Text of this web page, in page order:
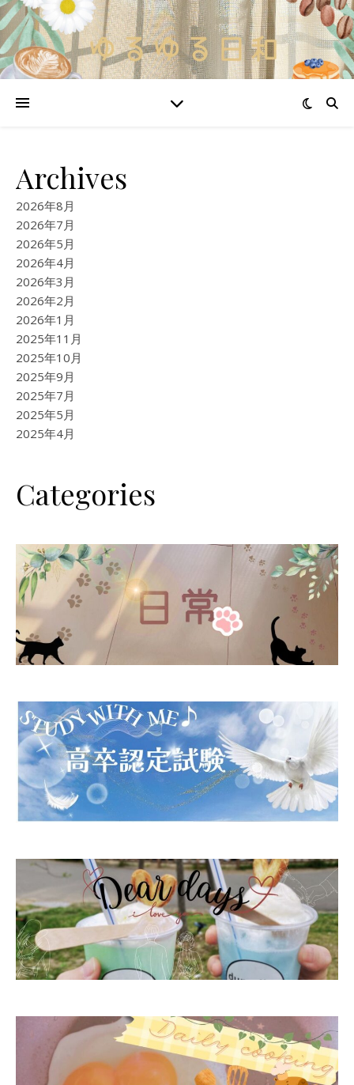
Archives
2026年8月
2026年7月
2026年5月
2026年4月
2026年3月
2026年2月
2026年1月
2025年11月
2025年10月
2025年9月
2025年7月
2025年5月
2025年4月
Categories